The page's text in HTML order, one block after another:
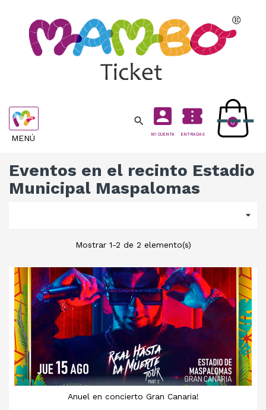
Navegación
de
MENÚ
 account_box
MI CUENTA
confirmation_number
ENTRADAS
0
Eventos en el recinto Estadio
Municipal Maspalomas

Mostrar 1-2 de 2 elemento(s)
Anuel en concierto Gran Canaria!